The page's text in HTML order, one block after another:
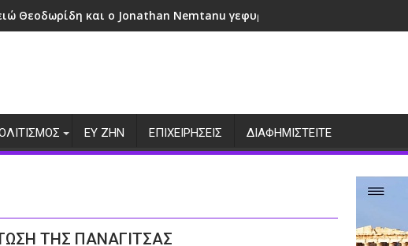
Θεοδωρίδη και ο Jonathan Nemtanu γεφυρώνουν πολιτισμούς μέσα
ΕΥ ΖΗΝ ΕΠΙΧΕΙΡΗΣΕΙΣ ΔΙΑΦΗΜΙΣΤΕΙΤΕ
ΤΗΣ ΠΑΝΑΓΙΤΣΑΣ